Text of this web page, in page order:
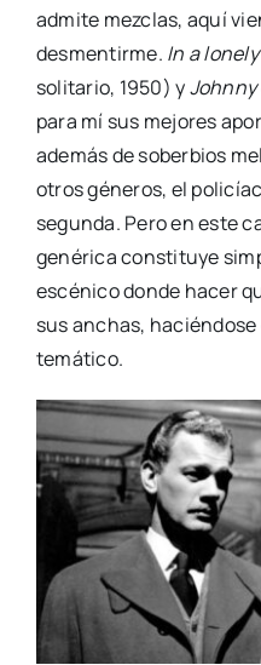
admite mezclas, aquí
desmentirme. In a
solitario, 1950) y
para mí sus mejores
además de soberbios
otros géneros, el
segunda. Pero en este
genérica constituye
escénico donde hacer
sus anchas,
temático.